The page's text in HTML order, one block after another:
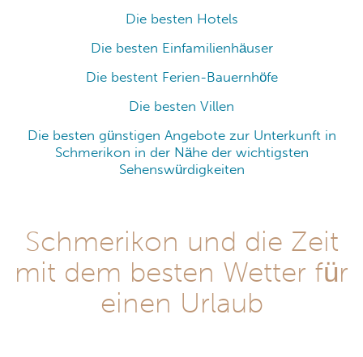
Die besten Hotels
Die besten Einfamilienhäuser
Die bestent Ferien-Bauernhöfe
Die besten Villen
Die besten günstigen Angebote zur Unterkunft in
Schmerikon in der Nähe der wichtigsten
Sehenswürdigkeiten
Schmerikon und die Zeit
mit dem besten Wetter für
einen Urlaub